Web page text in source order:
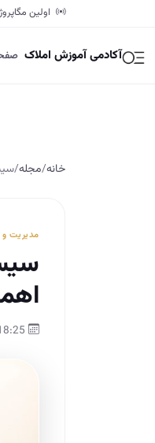
اولین
آکادمی آموزش املاک
خانه/مجله/
مدیریت و